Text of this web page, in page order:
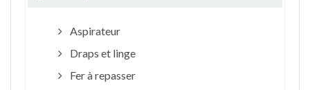
Aspirateur
Draps et linge
Fer à repasser